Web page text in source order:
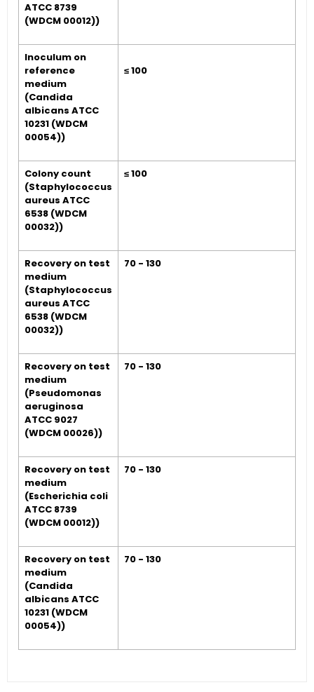
ATCC 8739
(WDCM 00012))
Inoculum on
reference
medium
(Candida
albicans ATCC
10231 (WDCM
00054))
≤ 100
Colony count
(Staphylococcus
aureus ATCC
6538 (WDCM
00032))
≤ 100
Recovery on test
medium
(Staphylococcus
aureus ATCC
6538 (WDCM
00032))
70 - 130
Recovery on test
medium
(Pseudomonas
aeruginosa
ATCC 9027
(WDCM 00026))
70 - 130
Recovery on test
medium
(Escherichia coli
ATCC 8739
(WDCM 00012))
70 - 130
Recovery on test
medium
(Candida
albicans ATCC
10231 (WDCM
00054))
70 - 130